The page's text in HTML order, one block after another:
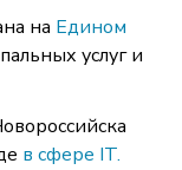
на Едином
услуг и
в сфере IT.